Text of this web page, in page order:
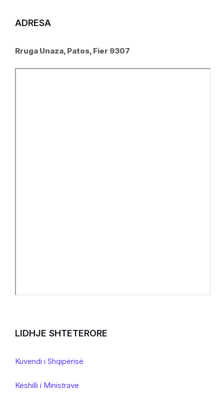
ADRESA
Rruga Unaza, Patos, Fier 9307
LIDHJE SHTETERORE
Kuvendi i Shqipërisë
Këshilli i Ministrave